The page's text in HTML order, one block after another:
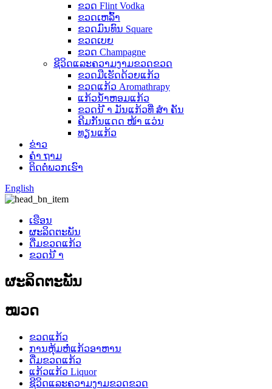
ຂວດ Flint Vodka
ຂວດເຫລົ້າ
ຂວດມົນທົນ Square
ຂວດເບຍ
ຂວດ Champagne
ຊີວິດແລະຄວາມງາມຂວດຂວດ
ຂວດມືເຮັດດ້ວຍແກ້ວ
ຂວດແກ້ວ Aromathrapy
ແກ້ວນໍ້າຫອມແກ້ວ
ຂວດນ້ ຳ ມັນແກ້ວທີ່ ສຳ ຄັນ
ຄີມກັນແດດ ໜ້າ ແວ່ນ
ທຽນແກ້ວ
ຂ່າວ
ຄຳ ຖາມ
ຕິດ​ຕໍ່​ພວກ​ເຮົາ
English
ເຮືອນ
ຜະລິດຕະພັນ
ດື່ມຂວດແກ້ວ
ຂວດນ້ ຳ
ຜະລິດຕະພັນ
ໝວດ
ຂວດແກ້ວ
ການຫຸ້ມຫໍ່ແກ້ວອາຫານ
ດື່ມຂວດແກ້ວ
ແກ້ວແກ້ວ Liquor
ຊີວິດແລະຄວາມງາມຂວດຂວດ